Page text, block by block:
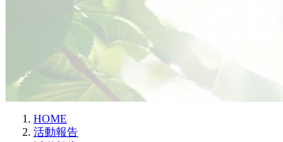
HOME
活動報告